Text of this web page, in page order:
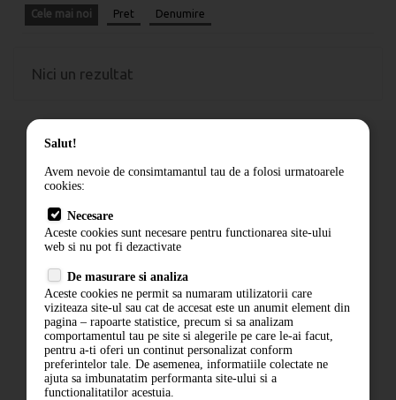
Cele mai noi Pret Denumire
Nici un rezultat
Cum comand
Livrare
Contact
Politica de confidentialitate
ANPC
Salut!
Avem nevoie de consimtamantul tau de a folosi urmatoarele
cookies:
Necesare
Aceste cookies sunt necesare pentru functionarea site-ului
web si nu pot fi dezactivate
De masurare si analiza
Aceste cookies ne permit sa numaram utilizatorii care
viziteaza site-ul sau cat de accesat este un anumit element din
pagina – rapoarte statistice, precum si sa analizam
comportamentul tau pe site si alegerile pe care le-ai facut,
pentru a-ti oferi un continut personalizat conform
preferintelor tale. De asemenea, informatiile colectate ne
ajuta sa imbunatatim performanta site-ului si a
functionalitatilor acestuia.